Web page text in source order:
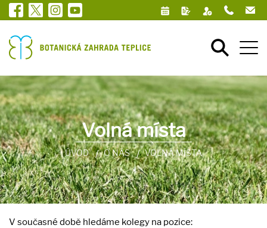
Volná místa
ÚVOD O NÁS VOLNÁ MÍSTA
V současné době hledáme kolegy na pozice: